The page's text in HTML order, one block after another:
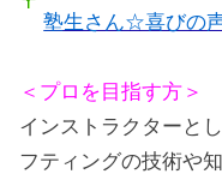
塾生さん☆喜びの
＜プロを目指す方＞
インストラクターと
フティングの技術や